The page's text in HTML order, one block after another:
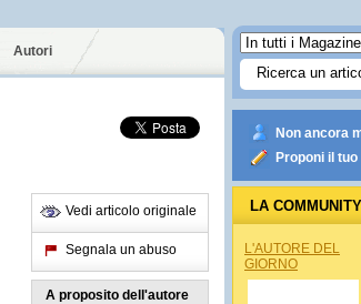
Autori
Vedi articolo originale
Segnala un abuso
A proposito dell'autore
Non ancora
Proponi il tuo
LA
L'AUTORE DEL
GIORNO